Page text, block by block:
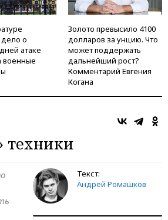
о
атаке
военные
Золото превысило 4100
долларов за унцию. Что
может поддержать
дальнейший рост?
Комментарий Евгения
Когана
техники
Текст:
Андрей Ромашков